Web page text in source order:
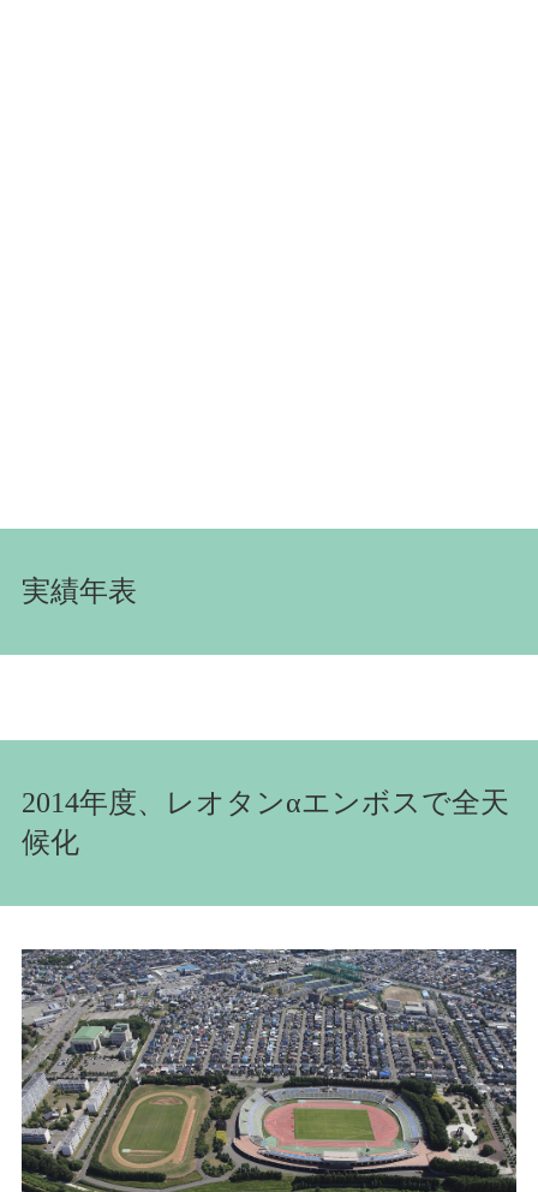
実績年表
2014年度、レオタンαエンボスで全天
候化